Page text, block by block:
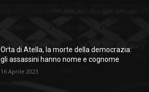
Orta di Atella, la morte della democrazia:
gli assassini hanno nome e cognome
16 Aprile 2023